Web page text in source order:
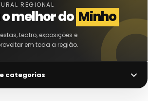
REGIONAL
melhor do Minho
teatro, exposições e
em toda a região.
categorias